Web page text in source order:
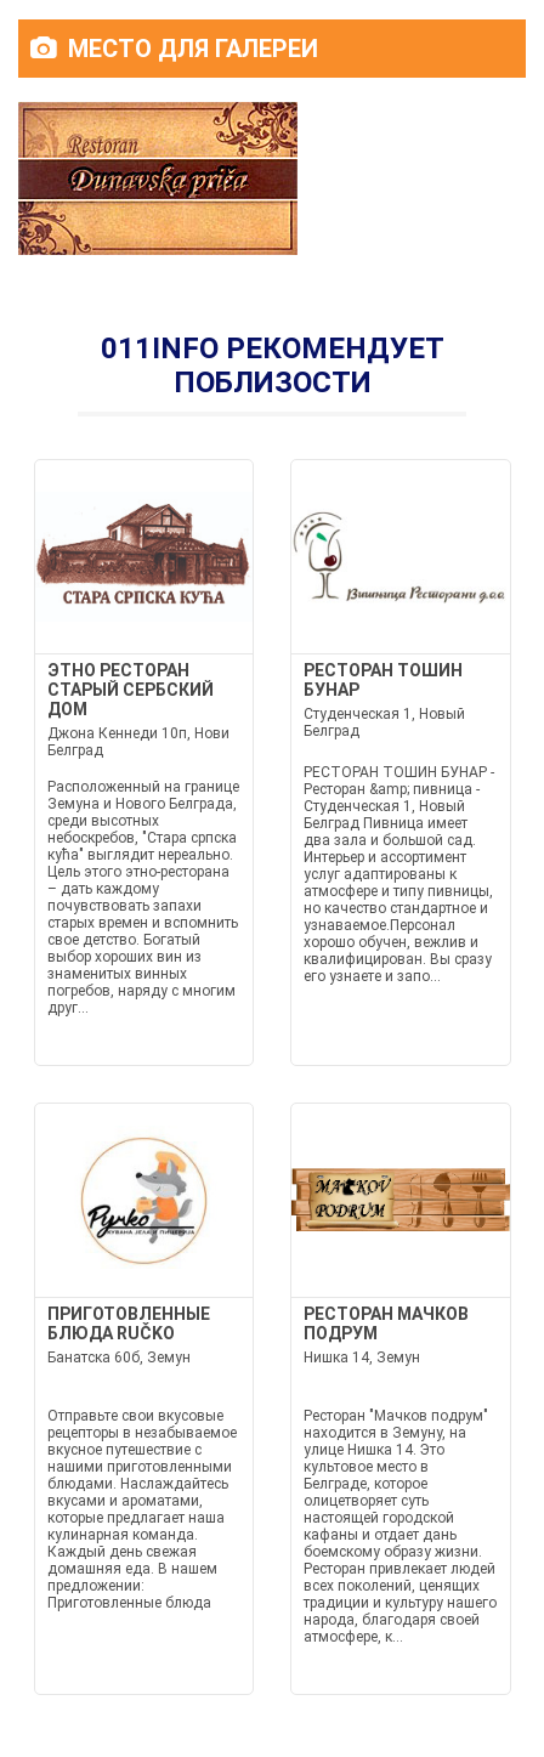
МЕСТО ДЛЯ ГАЛЕРЕИ
011INFO РЕКОМЕНДУЕТ
ПОБЛИЗОСТИ
ЭТНО РЕСТОРАН
СТАРЫЙ СЕРБСКИЙ
ДОМ
Джона Кеннеди 10п, Нови
Белград
Расположенный на границе
Земуна и Нового Белграда,
среди высотных
небоскребов, "Стара српска
кућа" выглядит нереально.
Цель этого этно-ресторана
– дать каждому
почувствовать запахи
старых времен и вспомнить
свое детство. Богатый
выбор хороших вин из
знаменитых винных
погребов, наряду с многим
друг...
РЕСТОРАН ТОШИН
БУНАР
Студенческая 1, Новый
Белград
РЕСТОРАН ТОШИН БУНАР -
Ресторан &amp; пивница -
Студенческая 1, Новый
Белград Пивница имеет
два зала и большой сад.
Интерьер и ассортимент
услуг адаптированы к
атмосфере и типу пивницы,
но качество стандартное и
узнаваемое.Персонал
хорошо обучен, вежлив и
квалифицирован. Вы сразу
его узнаете и запо...
ПРИГОТОВЛЕННЫЕ
БЛЮДА RUČKO
Банатска 60б, Земун
Отправьте свои вкусовые
рецепторы в незабываемое
вкусное путешествие с
нашими приготовленными
блюдами. Наслаждайтесь
вкусами и ароматами,
которые предлагает наша
кулинарная команда.
Каждый день свежая
домашняя еда. В нашем
предложении:
Приготовленные блюда
РЕСТОРАН МАЧКОВ
ПОДРУМ
Нишка 14, Земун
Ресторан "Мачков подрум"
находится в Земуну, на
улице Нишка 14. Это
культовое место в
Белграде, которое
олицетворяет суть
настоящей городской
кафаны и отдает дань
боемскому образу жизни.
Ресторан привлекает людей
всех поколений, ценящих
традиции и культуру нашего
народа, благодаря своей
атмосфере, к...